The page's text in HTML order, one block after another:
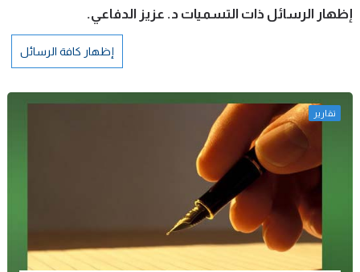
‏إظهار الرسائل ذات التسميات د. عزيز الدفاعي.
إظهار كافة الرسائل
تقارير